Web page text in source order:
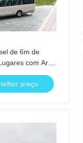
de 6m de
com Ar
preço